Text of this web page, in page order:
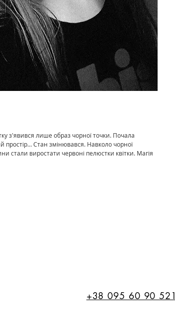
з'явився лише образ чорної точки. Почала
Стан змінювався. Навколо чорної
стали виростати червоні пелюстки квітки. Магія
+38 095 60 90 521